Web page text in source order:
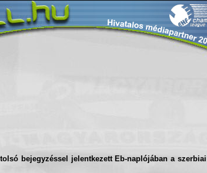
bejegyzéssel jelentkezett Eb-naplójában a szerbiai